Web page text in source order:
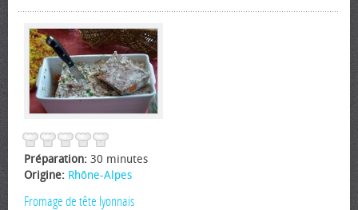
Préparation: 30 minutes
Origine: Rhône-Alpes
Fromage de tête lyonnais